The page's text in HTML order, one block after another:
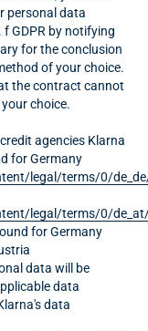
personal data
GDPR by notifying
for the conclusion
of your choice.
the contract cannot
choice.
agencies Klarna
for Germany
legal/terms/0/
legal/terms/0/
for Germany
data will be
data
data